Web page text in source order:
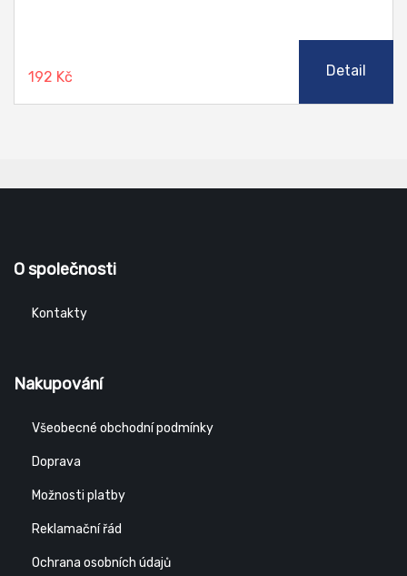
192 Kč Detail
O společnosti
Kontakty
Nakupování
Všeobecné obchodní podmínky
Doprava
Možnosti platby
Reklamační řád
Ochrana osobních údajů